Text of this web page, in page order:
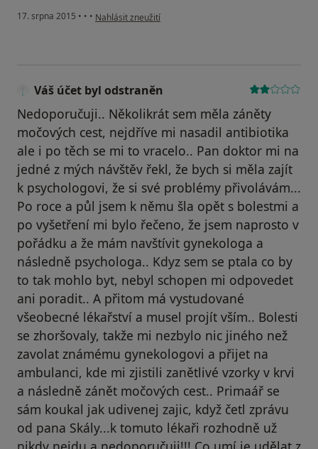
17. srpna 2015 • • • podle názoru uživatele Váš účet byl odstraněn
Nahlásit zneužití
Váš účet byl odstraněn
Nedoporučuji.. Několikrát sem měla záněty
močových cest, nejdříve mi nasadil antibiotika
ale i po těch se mi to vracelo.. Pan doktor mi na
jedné z mých návštěv řekl, že bych si měla zajít
k psychologovi, že si své problémy přivolávám...
Po roce a půl jsem k němu šla opět s bolestmi a
po vyšetření mi bylo řečeno, že jsem naprosto v
pořádku a že mám navštívit gynekologa a
následně psychologa.. Kdyz sem se ptala co by
to tak mohlo byt, nebyl schopen mi odpovedet
ani poradit.. A přitom má vystudované
všeobecné lékařství a musel projít vším.. Bolesti
se zhoršovaly, takže mi nezbylo nic jiného než
zavolat známému gynekologovi a přijet na
ambulanci, kde mi zjistili zanětlivé vzorky v krvi
a následně zánět močových cest.. Primaář se
sám koukal jak udivenej zajic, když četl zprávu
od pana Skály...k tomuto lékaři rozhodně už